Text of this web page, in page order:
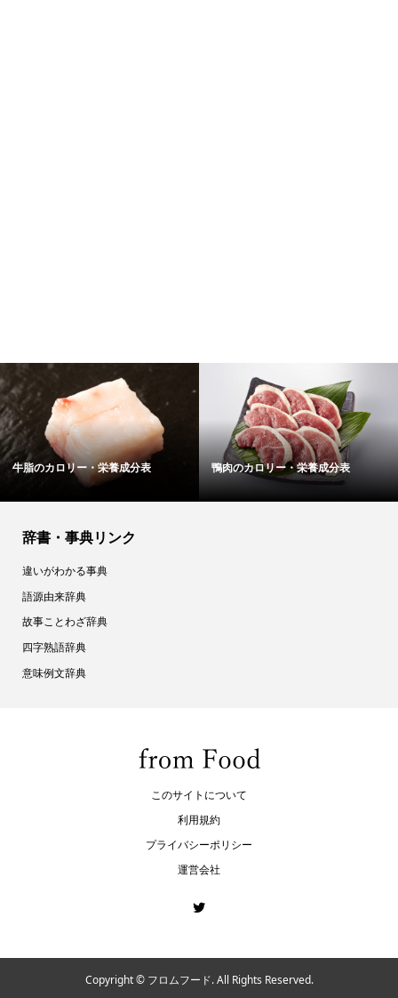
栄養成分表 鴨肉のカロリー・栄養成分表 バターのカロ
辞書・事典リンク
違いがわかる事典
語源由来辞典
故事ことわざ辞典
四字熟語辞典
意味例文辞典
このサイトについて
利用規約
プライバシーポリシー
運営会社
Copyright ©フロムフード. All Rights Reserved.